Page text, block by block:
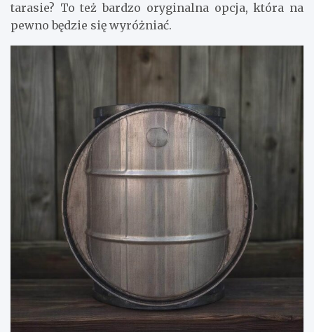
tarasie? To też bardzo oryginalna opcja, która na
pewno będzie się wyróżniać.